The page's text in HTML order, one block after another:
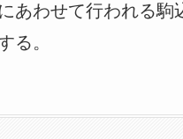
あわせて行われる
る。